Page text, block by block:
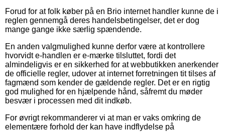
Forud for at folk køber på en Brio internet handler kunne de i
reglen gennemgå deres handelsbetingelser, det er dog
mange gange ikke særlig spændende.
En anden valgmulighed kunne derfor være at kontrollere
hvorvidt e-handlen er e-mærke tilsluttet, fordi det
almindeligvis er en sikkerhed for at webbutikken anerkender
de officielle regler, udover at internet forretningen tit tilses af
fagmænd som kender de gældende regler. Det er en rigtig
god mulighed for en hjælpende hånd, såfremt du møder
besvær i processen med dit indkøb.
For øvrigt rekommanderer vi at man er vaks omkring de
elementære forhold der kan have indflydelse på